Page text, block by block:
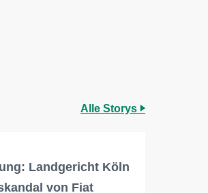
Alle Storys
Landgericht Köln
von Fiat